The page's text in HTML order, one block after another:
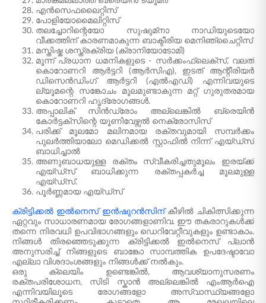
എൻസെഫലൈറ്റിസ്
പോളിയോമൈലിറ്റിസ്
തലച്ചോറിന്റെയോ സുഷുമ്‌നാ നാഡിയുടെയോ
വീക്കത്തിന് കാരണമാകുന്ന ബാക്ടീരിയ മെനിഞ്ചൈറ്റിസ്
മസ്തിഷ്ക ശസ്ത്രക്രിയ (ക്രാനിയോടോമി)
മൂന്ന് പ്രധാന ധമനികളുടെ - സർക്കംഫ്ലെക്സ്, വലത്
കൊറോണറി ആർട്ടറി (ആർസിഎ), ഇടത് ആന്റീരിയർ
ഡിസെൻഡിംഗ് ആർട്ടറി (എൽഎഡി) എന്നിവയുടെ
ല്യൂമന്റെ സങ്കോചം മൂലമുണ്ടാകുന്ന മറ്റ് ഗുരുതരമായ
കൊറോണറി ഹൃദ്രോഗങ്ങൾ.
അപ്പാലിക് സിൻഡ്രോം അല്ലെങ്കിൽ ബ്രെയിൻ
കോർട്ടക്സിന്റെ യൂണിവേഴ്സൽ നെക്രോസിസ്
പരിക്ക് മൂലമോ മലിനമായ രക്തവുമായി സമ്പർക്കം
പുലർത്തിയാലോ മെഡിക്കൽ സ്റ്റാഫിൽ നിന്ന് എയ്ഡ്സ്
ബാധിച്ചാൽ
അണുബാധയുള്ള രക്തം സ്വീകരിച്ചതുമൂലം ഇരയ്ക്ക്
എയ്ഡ്സ് ബാധിക്കുന്ന രക്തപ്പകർച്ച മൂലമുള്ള
എയ്ഡ്സ്.
പൂർണ്ണമായ എയ്ഡ്‌സ്
ക്രിട്ടിക്കൽ ഇൽനെസ് ഇൻഷുറൻസിന്കീഴിൽ ചികിത്സിക്കുന്ന
ഏറ്റവും സാധാരണമായ രോഗങ്ങളാണിവ. ഈ തകരാറുകൾക്ക്
തന്നെ നിരവധി ഉപവിഭാഗങ്ങളും ഡെറിവേറ്റീവുകളും ഉണ്ടാകാം.
നിങ്ങൾ തിരഞ്ഞെടുക്കുന്ന ക്രിട്ടിക്കൽ ഇൽനെസ് പ്ലാൻ
അനുസരിച്ച് നിങ്ങളുടെ ബാങ്കോ സാമ്പത്തിക ഉപദേഷ്ടാവോ
എല്ലാ വിശദാംശങ്ങളും നിങ്ങൾക്ക് നൽകും.
ഒരു ക്ലെയിം ഉണ്ടെങ്കിൽ, ആവശ്യാനുസരണം
രക്തപരിശോധന, സിടി സ്കാൻ അല്ലെങ്കിൽ എംആർഐ
എന്നിവയിലൂടെ രോഗങ്ങളോ അസ്വാസ്ഥ്യങ്ങളോ